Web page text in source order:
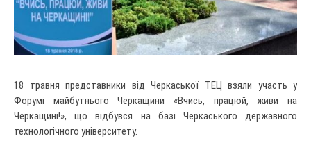
18 травня представники від Черкаської ТЕЦ взяли участь у
Форумі майбутнього Черкащини «Вчись, працюй, живи на
Черкащині!», що відбувся на базі Черкаського державного
технологічного університету.